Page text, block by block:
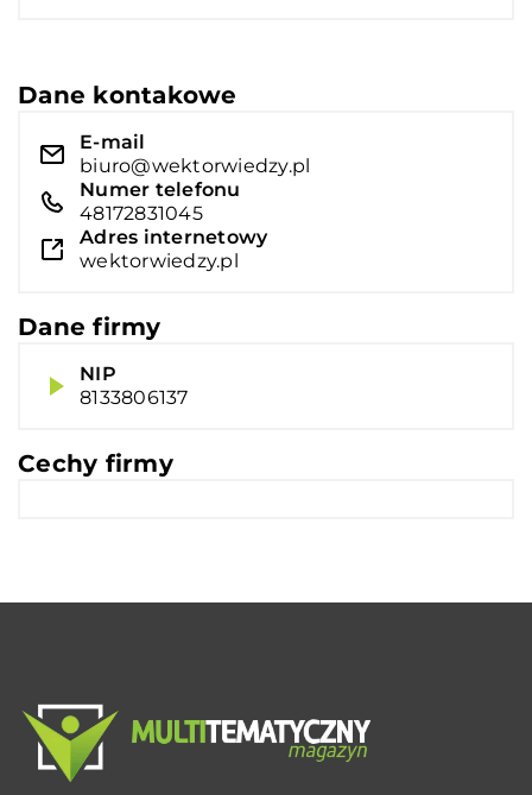
Dane kontakowe
E-mail
biuro@wektorwiedzy.pl
Numer telefonu
48172831045
Adres internetowy
wektorwiedzy.pl
Dane firmy
NIP
8133806137
Cechy firmy